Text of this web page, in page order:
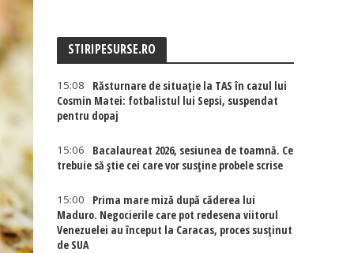
STIRIPESURSE.RO
15:08
Răsturnare de situație la TAS în cazul lui
Cosmin Matei: fotbalistul lui Sepsi, suspendat
pentru dopaj
15:06
Bacalaureat 2026, sesiunea de toamnă. Ce
trebuie să știe cei care vor susține probele scrise
15:00
Prima mare miză după căderea lui
Maduro. Negocierile care pot redesena viitorul
Venezuelei au început la Caracas, proces susținut
de SUA